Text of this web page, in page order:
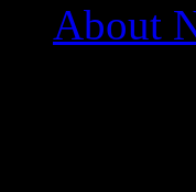
About